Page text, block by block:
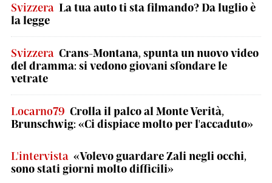
Svizzera La tua auto ti sta filmando? Da luglio è
la legge
Svizzera Crans-Montana, spunta un nuovo video
del dramma: si vedono giovani sfondare le
vetrate
Locarno79 Crolla il palco al Monte Verità,
Brunschwig: «Ci dispiace molto per l'accaduto»
L'intervista «Volevo guardare Zali negli occhi,
sono stati giorni molto difficili»